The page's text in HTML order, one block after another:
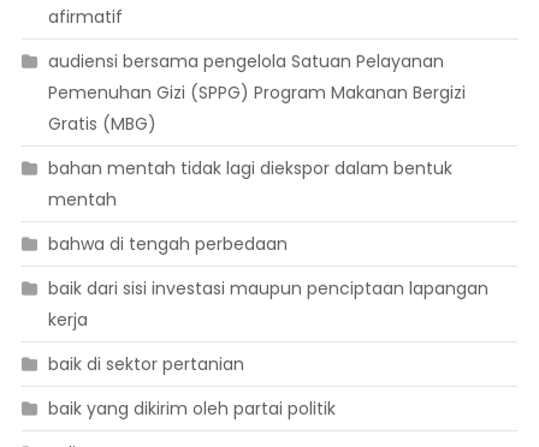
afirmatif
audiensi bersama pengelola Satuan Pelayanan
Pemenuhan Gizi (SPPG) Program Makanan Bergizi
Gratis (MBG)
bahan mentah tidak lagi diekspor dalam bentuk
mentah
bahwa di tengah perbedaan
baik dari sisi investasi maupun penciptaan lapangan
kerja
baik di sektor pertanian
baik yang dikirim oleh partai politik